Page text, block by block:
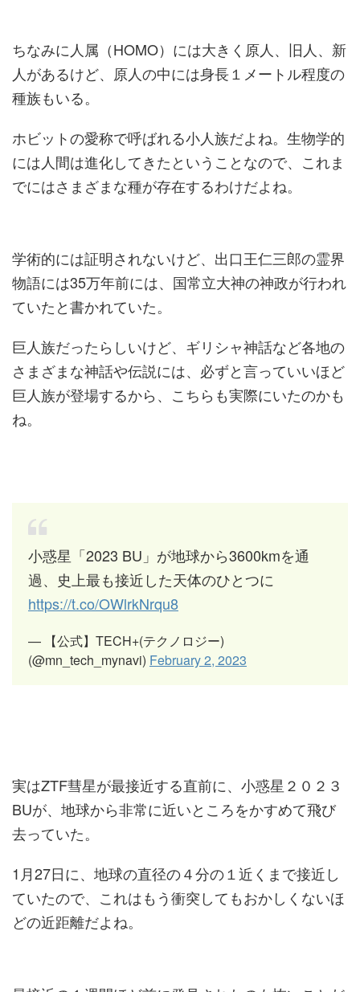
ちなみに人属（HOMO）には大きく原人、旧人、新
人があるけど、原人の中には身長１メートル程度の
種族もいる。
ホビットの愛称で呼ばれる小人族だよね。生物学的
には人間は進化してきたということなので、これま
でにはさまざまな種が存在するわけだよね。
学術的には証明されないけど、出口王仁三郎の霊界
物語には35万年前には、国常立大神の神政が行われ
ていたと書かれていた。
巨人族だったらしいけど、ギリシャ神話など各地の
さまざまな神話や伝説には、必ずと言っていいほど
巨人族が登場するから、こちらも実際にいたのかも
ね。
小惑星「2023 BU」が地球から3600kmを通
過、史上最も接近した天体のひとつに
https://t.co/OWlrkNrqu8
— 【公式】TECH+(テクノロジー)
(@mn_tech_mynavi) February 2, 2023
実はZTF彗星が最接近する直前に、小惑星２０２３
BUが、地球から非常に近いところをかすめて飛び
去っていた。
1月27日に、地球の直径の４分の１近くまで接近し
ていたので、これはもう衝突してもおかしくないほ
どの近距離だよね。